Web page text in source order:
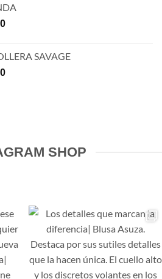
SAVAGE
SHOP